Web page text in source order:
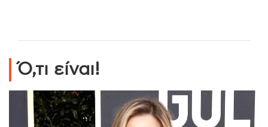
Ό,τι είναι!